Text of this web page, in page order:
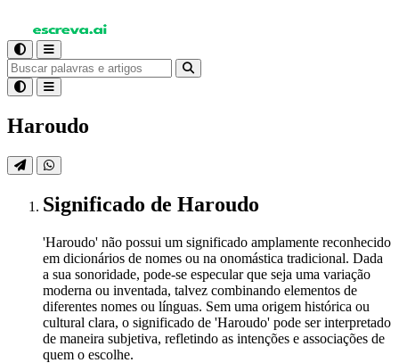
Haroudo
Significado de Haroudo
'Haroudo' não possui um significado amplamente reconhecido
em dicionários de nomes ou na onomástica tradicional. Dada
a sua sonoridade, pode-se especular que seja uma variação
moderna ou inventada, talvez combinando elementos de
diferentes nomes ou línguas. Sem uma origem histórica ou
cultural clara, o significado de 'Haroudo' pode ser interpretado
de maneira subjetiva, refletindo as intenções e associações de
quem o escolhe.